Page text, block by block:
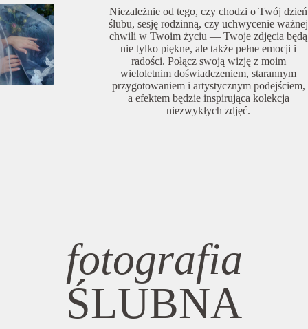
Niezależnie od tego, czy chodzi o Twój dzień
ślubu, sesję rodzinną, czy uchwycenie ważnej
chwili w Twoim życiu — Twoje zdjęcia będą
nie tylko piękne, ale także pełne emocji i
radości. Połącz swoją wizję z moim
wieloletnim doświadczeniem, starannym
przygotowaniem i artystycznym podejściem,
a efektem będzie inspirująca kolekcja
niezwykłych zdjęć.
fotografia
ŚLUBNA